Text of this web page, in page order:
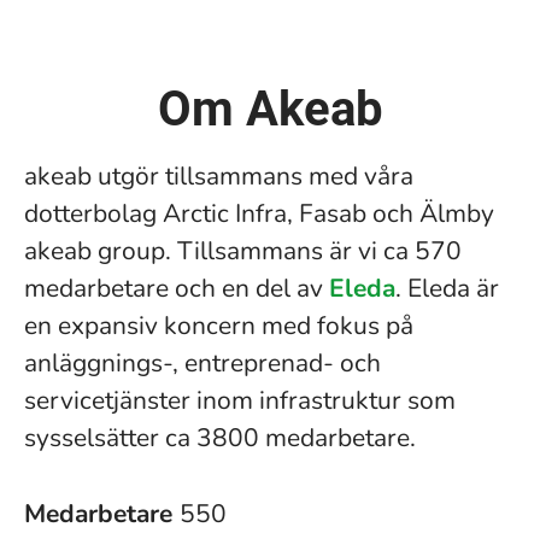
Om Akeab
akeab utgör tillsammans med våra
dotterbolag Arctic Infra, Fasab och Älmby
akeab group. Tillsammans är vi ca 570
medarbetare och en del av Eleda. Eleda är
en expansiv koncern med fokus på
anläggnings-, entreprenad- och
servicetjänster inom infrastruktur som
sysselsätter ca 3800 medarbetare.
Medarbetare 550